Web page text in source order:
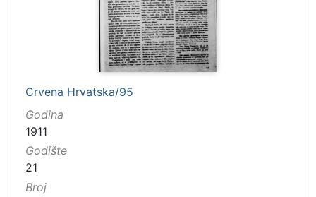
Crvena Hrvatska/95
Godina
1911
Godište
21
Broj